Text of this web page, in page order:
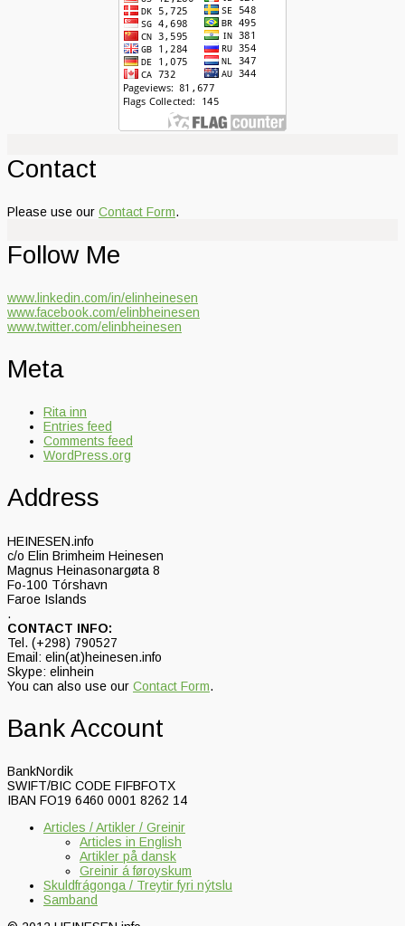
Contact
Please use our Contact Form.
Follow Me
www.linkedin.com/in/elinheinesen
www.facebook.com/elinbheinesen
www.twitter.com/elinbheinesen
Meta
Rita inn
Entries feed
Comments feed
WordPress.org
Address
HEINESEN.info
c/o Elin Brimheim Heinesen
Magnus Heinasonargøta 8
Fo-100 Tórshavn
Faroe Islands
.
CONTACT INFO:
Tel. (+298) 790527
Email: elin(at)heinesen.info
Skype: elinhein
You can also use our Contact Form.
Bank Account
BankNordik
SWIFT/BIC CODE FIFBFOTX
IBAN FO19 6460 0001 8262 14
Articles / Artikler / Greinir
Articles in English
Artikler på dansk
Greinir á føroyskum
Skuldfrágonga / Treytir fyri nýtslu
Samband